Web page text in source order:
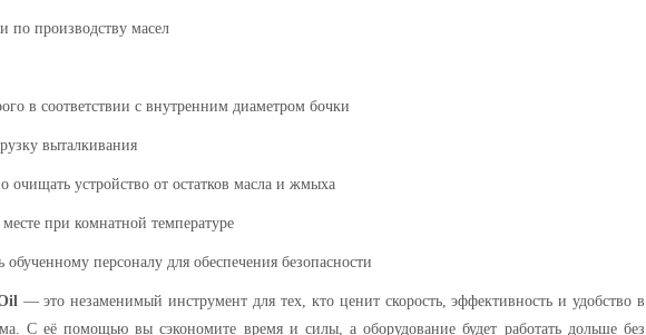
по производству масел
в соответствии с внутренним диаметром бочки
выталкивания
очищать устройство от остатков масла и жмыха
при комнатной температуре
обученному персоналу для обеспечения безопасности
— это незаменимый инструмент для тех, кто ценит скорость, эффективность и удобство в
С её помощью вы сэкономите время и силы, а оборудование будет работать дольше без